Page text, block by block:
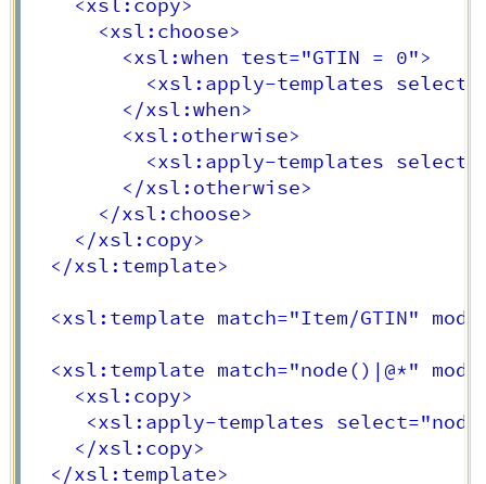
    <xsl:copy>
      <xsl:choose>
        <xsl:when test="GTIN = 0">
<xsl:apply-templates
        </xsl:when>
        <xsl:otherwise>
<xsl:apply-templates
        </xsl:otherwise>
      </xsl:choose>
    </xsl:copy>
  </xsl:template>
<xsl:template match="Item/GTIN"
<xsl:template match="node()|@*"
    <xsl:copy>
<xsl:apply-templates
    </xsl:copy>